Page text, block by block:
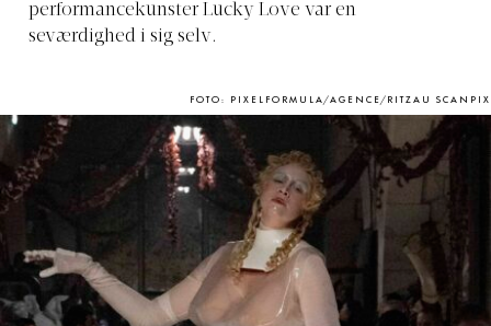
performancekunster Lucky Love var en
seværdighed i sig selv.
FOTO: PIXELFORMULA/AGENCE/RITZAU SCANPIX